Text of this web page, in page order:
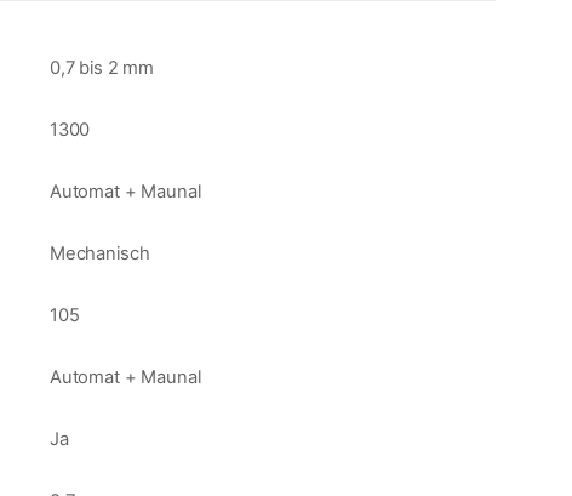
0,7 bis 2 mm
1300
Automat + Maunal
Mechanisch
105
Automat + Maunal
Ja